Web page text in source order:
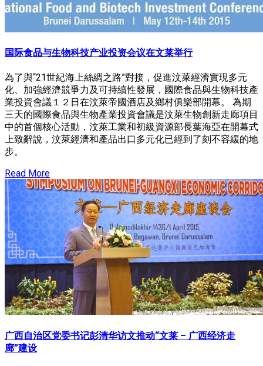
国际食品与生物科技产业投资会议在文莱举行
為了與“21世紀海上絲綢之路”對接，促進汶萊經濟實現多元
化、加強經濟競爭力及可持續性發展，國際食品與生物科技產
業投資會議１２日在汶萊帝國酒店及鄉村俱樂部開幕。 為期
三天的國際食品與生物產業投資會議是汶萊生物創新走廊項目
中的首個核心活動，汶萊工業和初級資源部長葉海亞在開幕式
上致辭說，汶萊經濟和產品出口多元化已經到了刻不容緩的地
步。
Read More
广西自治区党委书记彭清华访文推动“文莱 – 广西经济走
廊”建设